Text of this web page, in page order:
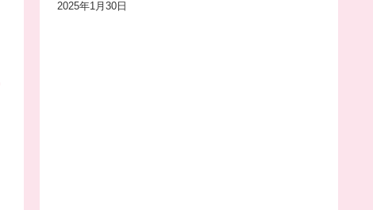
2025年1月30日